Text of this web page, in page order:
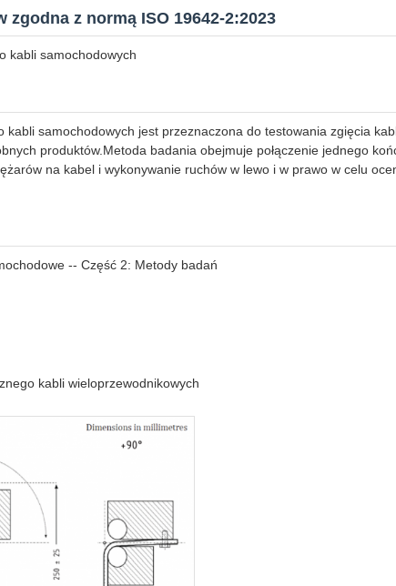
z normą ISO 19642-2:2023
kabli samochodowych
kabli samochodowych jest przeznaczona do testowania zgięcia
produktów.Metoda badania obejmuje połączenie jednego
na kabel i wykonywanie ruchów w lewo i w prawo w celu
-- Część 2: Metody badań
kabli wieloprzewodnikowych